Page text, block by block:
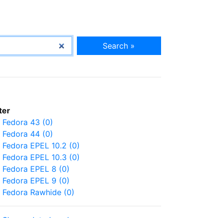
Search »
Fedora 43 (0)
Fedora 44 (0)
Fedora EPEL 10.2 (0)
Fedora EPEL 10.3 (0)
Fedora EPEL 8 (0)
Fedora EPEL 9 (0)
Fedora Rawhide (0)